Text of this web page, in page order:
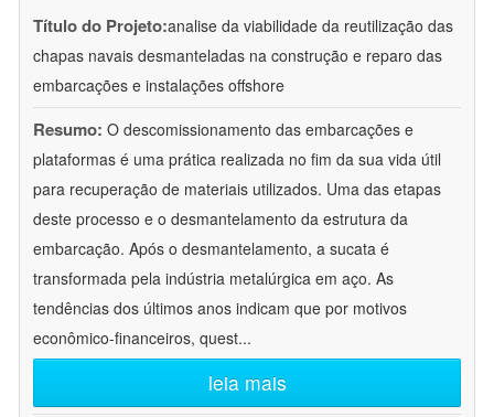
Título do Projeto:analise da viabilidade da reutilização das
chapas navais desmanteladas na construção e reparo das
embarcações e instalações offshore
Resumo: O descomissionamento das embarcações e
plataformas é uma prática realizada no fim da sua vida útil
para recuperação de materiais utilizados. Uma das etapas
deste processo e o desmantelamento da estrutura da
embarcação. Após o desmantelamento, a sucata é
transformada pela indústria metalúrgica em aço. As
tendências dos últimos anos indicam que por motivos
econômico-financeiros, quest...
leia mais